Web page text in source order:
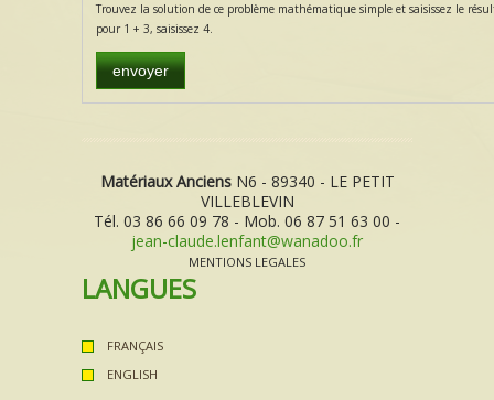
Trouvez la solution de ce problème mathématique simple et saisissez le
pour 1 + 3, saisissez 4.
Matériaux AnciensN6 - 89340 - LE PETIT
VILLEBLEVIN
Tél. 03 86 66 09 78 - Mob. 06 87 51 63 00 -
jean-claude.lenfant@wanadoo.fr
MENTIONS LEGALES
LANGUES
FRANÇAIS
ENGLISH